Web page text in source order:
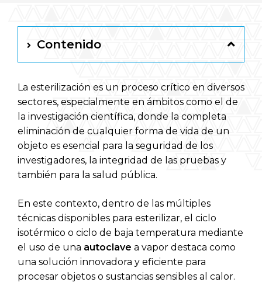
Contenido
La esterilización es un proceso crítico en diversos
sectores, especialmente en ámbitos como el de
la investigación científica, donde la completa
eliminación de cualquier forma de vida de un
objeto es esencial para la seguridad de los
investigadores, la integridad de las pruebas y
también para la salud pública.
En este contexto, dentro de las múltiples
técnicas disponibles para esterilizar, el ciclo
isotérmico o ciclo de baja temperatura mediante
el uso de una autoclave a vapor destaca como
una solución innovadora y eficiente para
procesar objetos o sustancias sensibles al calor.